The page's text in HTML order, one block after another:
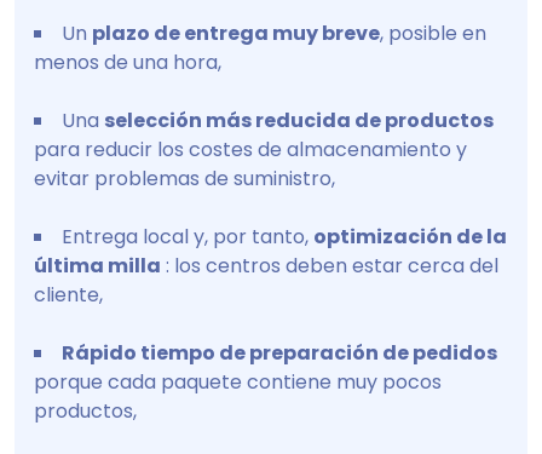
Un plazo de entrega muy breve, posible en
menos de una hora,
Una selección más reducida de productos
para reducir los costes de almacenamiento y
evitar problemas de suministro,
Entrega local y, por tanto, optimización de la
última milla : los centros deben estar cerca del
cliente,
Rápido tiempo de preparación de pedidos
porque cada paquete contiene muy pocos
productos,